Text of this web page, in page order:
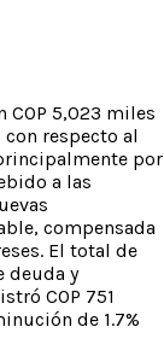
COP 5,023 miles
respecto al
por
a las
compensada
El total de
deuda y
COP 751
de 1.7%